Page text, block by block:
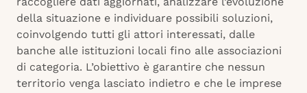
della situazione e individuare possibili soluzioni,
coinvolgendo tutti gli attori interessati, dalle
banche alle istituzioni locali fino alle associazioni
di categoria. L’obiettivo è garantire che nessun
territorio venga lasciato indietro e che le imprese